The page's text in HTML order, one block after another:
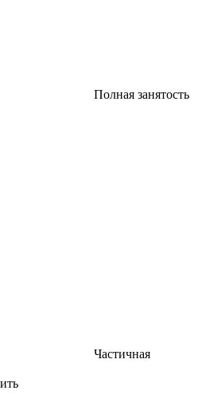
Полная занятость
Частичная